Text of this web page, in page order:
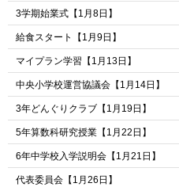
3学期始業式【1月8日】
給食スタート【1月9日】
マイプラン学習【1月13日】
中央小学校運営協議会【1月14日】
3年どんぐりクラブ【1月19日】
5年算数科研究授業【1月22日】
6年中学校入学説明会【1月21日】
代表委員会【1月26日】